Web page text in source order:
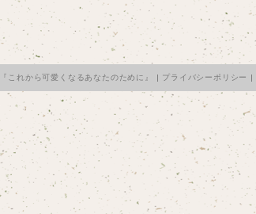
れから可愛くなるあなたのために』 | プライバシーポリシー |